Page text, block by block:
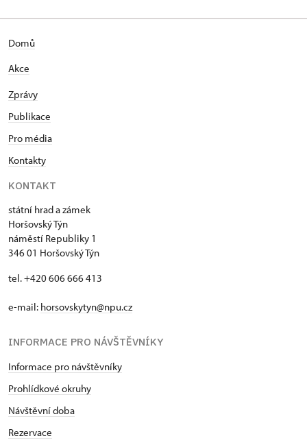
Domů
Akce
Zprávy
Publikace
Pro média
Kontakty
KONTAKT
státní hrad a zámek
Horšovský Týn
náměstí Republiky 1
346 01 Horšovský Týn
tel. +420 606 666 413
e-mail: horsovskytyn@npu.cz
INFORMACE PRO NÁVŠTĚVNÍKY
Informace pro návštěvníky
Prohlídkové okruhy
Návštěvní doba
Rezervace